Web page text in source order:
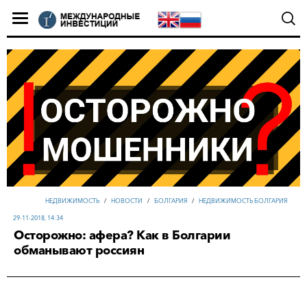
НЕДВИЖИМОСТЬ / НОВОСТИ / БОЛГАРИЯ / НЕДВИЖИМОСТЬ БОЛГАРИЯ
29-11-2018, 14:34
Осторожно: афера? Как в Болгарии
обманывают россиян